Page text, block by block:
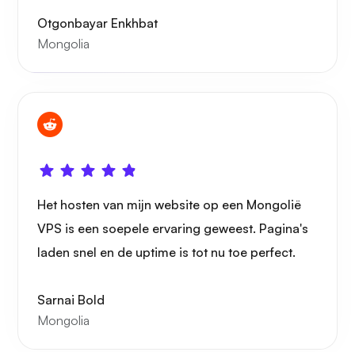
Wonder
Otgonbayar Enkhbat
Mongolia
Het hosten van mijn website op een Mongolië
VPS is een soepele ervaring geweest. Pagina's
laden snel en de uptime is tot nu toe perfect.
Sarnai Bold
Mongolia